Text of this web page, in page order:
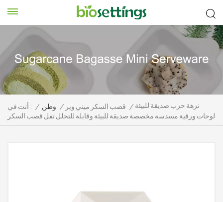
أنت في : / وطن / قصب السكر ميني وير / نزهة حزب صديقة للبيئة
لوحات ورقية مسدسة مخصصة صديقة للبيئة وقابلة للتحلل تفل قصب السكر